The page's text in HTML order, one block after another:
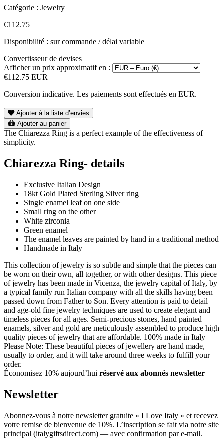
Catégorie : Jewelry
€112.75
Disponibilité : sur commande / délai variable
Convertisseur de devises
Afficher un prix approximatif en :
€112.75 EUR
Conversion indicative. Les paiements sont effectués en EUR.
Ajouter à la liste d’envies
Ajouter au panier
The Chiarezza Ring is a perfect example of the effectiveness of
simplicity.
Chiarezza Ring- details
Exclusive Italian Design
18kt Gold Plated Sterling Silver ring
Single enamel leaf on one side
Small ring on the other
White zirconia
Green enamel
The enamel leaves are painted by hand in a traditional method
Handmade in Italy
This collection of jewelry is so subtle and simple that the pieces can
be worn on their own, all together, or with other designs. This piece
of jewelry has been made in Vicenza, the jewelry capital of Italy, by
a typical family run Italian company with all the skills having been
passed down from Father to Son. Every attention is paid to detail
and age-old fine jewelry techniques are used to create elegant and
timeless pieces for all ages. Semi-precious stones, hand painted
enamels, silver and gold are meticulously assembled to produce high
quality pieces of jewelry that are affordable. 100% made in Italy
Please Note: These beautiful pieces of jewellery are hand made,
usually to order, and it will take around three weeks to fulfill your
order.
Économisez 10% aujourd’hui réservé aux abonnés newsletter
Newsletter
Abonnez-vous à notre newsletter gratuite « I Love Italy » et recevez
votre remise de bienvenue de 10%. L’inscription se fait via notre site
principal (italygiftsdirect.com) — avec confirmation par e-mail.